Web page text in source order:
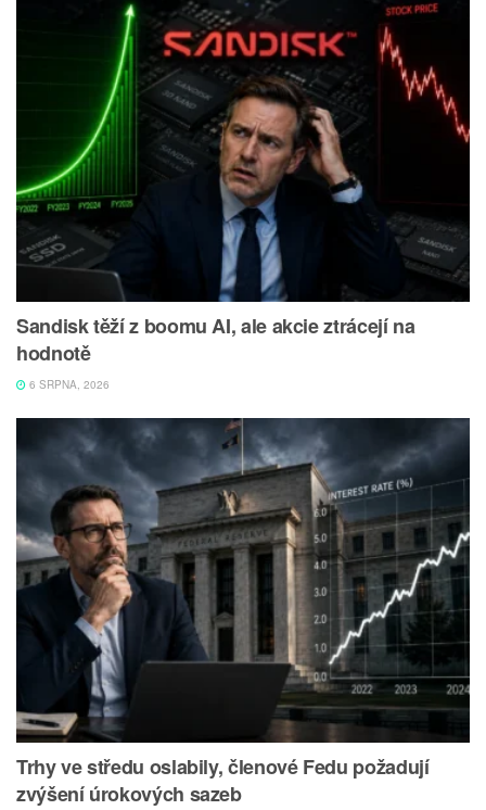
Sandisk těží z boomu AI, ale akcie ztrácejí na
hodnotě
6 SRPNA, 2026
Trhy ve středu oslabily, členové Fedu požadují
zvýšení úrokových sazeb